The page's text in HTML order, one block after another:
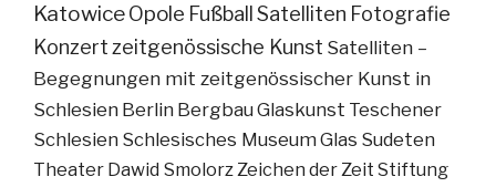
KatowiceOpole FußballSatelliten Fotografie
Konzertzeitgenössische Kunst Satelliten –
Begegnungen mit zeitgenössischer Kunst in
Schlesien Berlin BergbauGlaskunst Teschener
Schlesien Schlesisches MuseumGlas Sudeten
Theater Dawid SmolorzZeichen der Zeit Stiftung